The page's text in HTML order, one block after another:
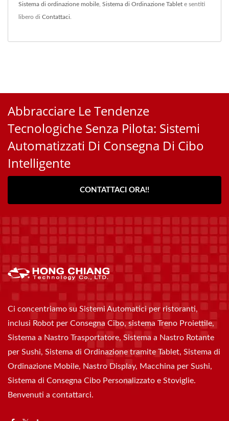
Sistema di ordinazione mobile Sistema di Ordinazione Tablet e sentiti
libero di Contattaci
Abbracciare Le Tendenze
Tecnologiche Senza Pilota: Sistemi
Automatizzati Di Consegna Di Cibo
Intelligente
CONTATTACI ORA!!
Ci concentriamo su Sistemi Automatici per ristoranti,
inclusi Robot per Consegna Cibo, sistema Treno Proiettile,
Sistema a Nastro Trasportatore, Sistema a Nastro Rotante
per Sushi, Sistema di Ordinazione tramite Tablet, Sistema di
Ordinazione Mobile, Nastro Display, Macchina per Sushi,
Sistema di Consegna Cibo Personalizzato e Stoviglie.
Benvenuti a contattarci.